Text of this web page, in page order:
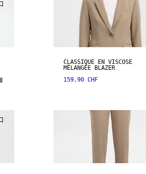
CLASSIQUE EN VISCOSE
MÉLANGÉE BLAZER
159.90 CHF